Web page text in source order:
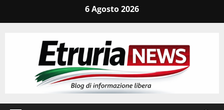
6 Agosto 2026